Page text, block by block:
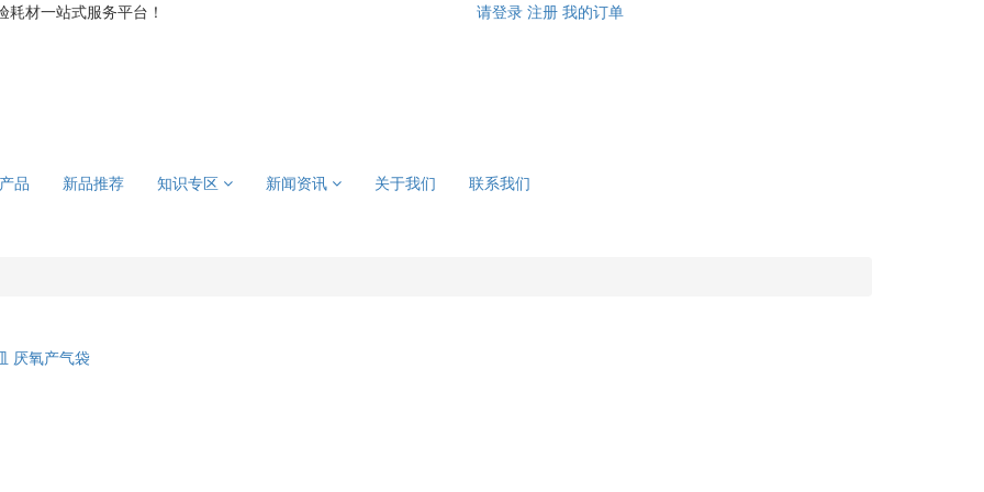
材一站式服务平台！ 请登录 注册 我的订单
品 新品推荐 知识专区 新闻资讯 关于我们 联系我们
厌氧产气袋